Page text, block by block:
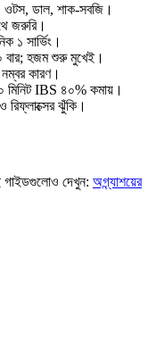
ডাল, শাক-সবজি।
জরুরি।
১ সার্ভিং।
বার; হজম শুরু মুখেই।
কারণ।
মিনিট IBS ৪০% কমায়।
রিফ্লাক্সের ঝুঁকি।
গাইডগুলোও দেখুন: অগ্ন্যাশয়ের